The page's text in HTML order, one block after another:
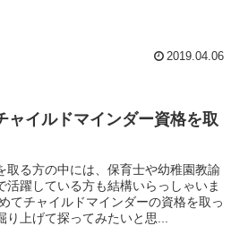
2019.04.06
ャイルドマインダー資格を取
取る方の中には、保育士や幼稚園教諭
活躍している方も結構いらっしゃいま
てチャイルドマインダーの資格を取っ
上げて探ってみたいと思...